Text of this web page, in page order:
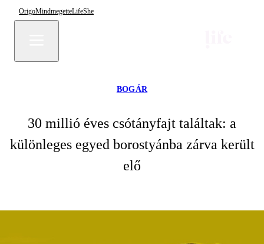
OrigoMindmegetteLifeShe
BOGÁR
30 millió éves csótányfajt találtak: a
különleges egyed borostyánba zárva került
elő